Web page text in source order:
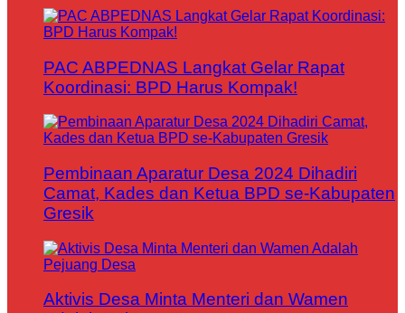
PAC ABPEDNAS Langkat Gelar Rapat
Koordinasi: BPD Harus Kompak!
Pembinaan Aparatur Desa 2024 Dihadiri
Camat, Kades dan Ketua BPD se-Kabupaten
Gresik
Aktivis Desa Minta Menteri dan Wamen